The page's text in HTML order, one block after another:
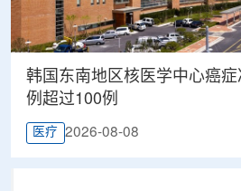
韩国东南地区核医学中心癌
例超过100例
医疗 2026-08-08